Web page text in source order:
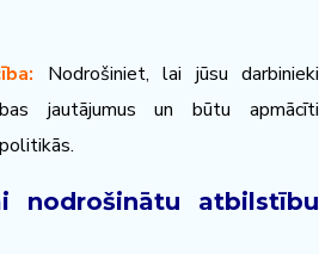
Nodrošiniet, lai jūsu darbinieki
jautājumus un būtu apmācīti
nodrošinātu atbilstību